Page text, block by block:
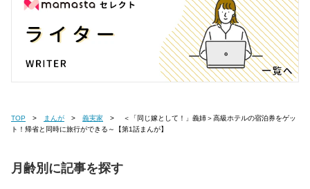
TOP まんが 義実家
ト！帰省と同時に旅行ができる～【第1話まんが】
月齢別に記事を探す